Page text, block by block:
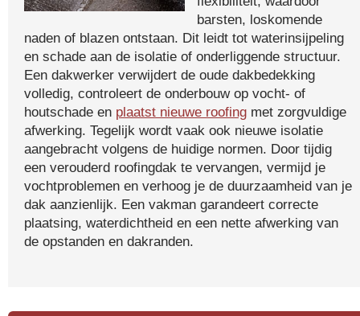
barsten, loskomende
naden of blazen ontstaan. Dit leidt tot waterinsijpeling
en schade aan de isolatie of onderliggende structuur.
Een dakwerker verwijdert de oude dakbedekking
volledig, controleert de onderbouw op vocht- of
houtschade en plaatst nieuwe roofing met zorgvuldige
afwerking. Tegelijk wordt vaak ook nieuwe isolatie
aangebracht volgens de huidige normen. Door tijdig
een verouderd roofingdak te vervangen, vermijd je
vochtproblemen en verhoog je de duurzaamheid van je
dak aanzienlijk. Een vakman garandeert correcte
plaatsing, waterdichtheid en een nette afwerking van
de opstanden en dakranden.